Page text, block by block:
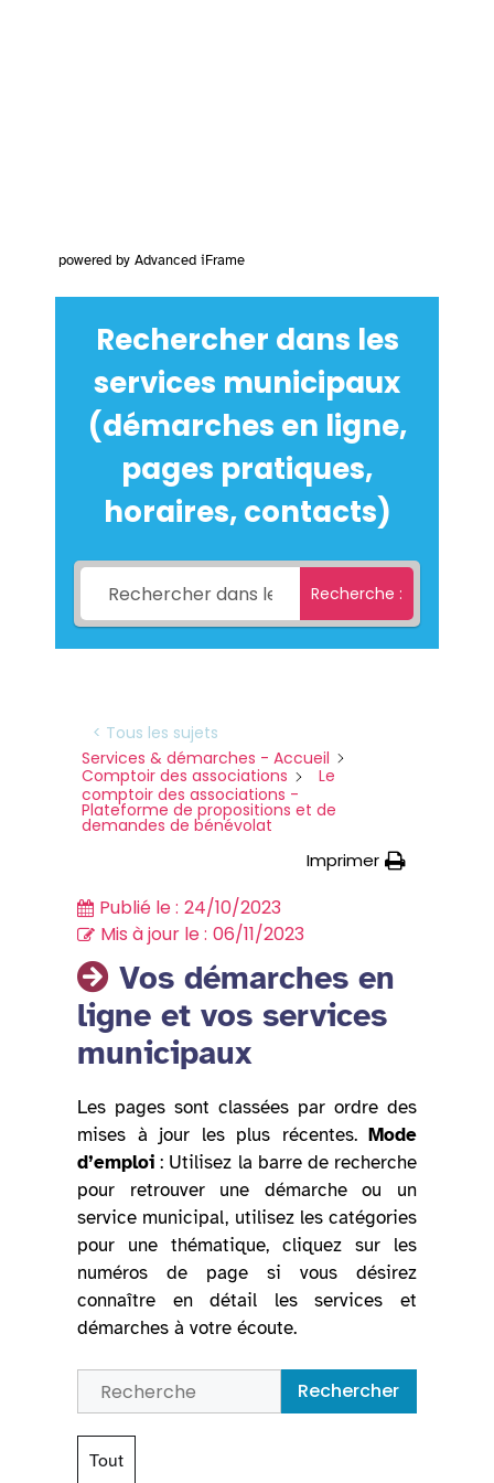
powered by Advanced iFrame
Rechercher dans les
services municipaux
(démarches en ligne,
pages pratiques,
horaires, contacts)
Recherche :
< Tous les sujets
Services & démarches - Accueil
Comptoir des associations
Le
comptoir des associations -
Plateforme de propositions et de
demandes de bénévolat
Imprimer
Publié le : 24/10/2023
Mis à jour le : 06/11/2023
Vos démarches en
ligne et vos services
municipaux
Les pages sont classées par ordre des
mises à jour les plus récentes. Mode
d’emploi : Utilisez la barre de recherche
pour retrouver une démarche ou un
service municipal, utilisez les catégories
pour une thématique, cliquez sur les
numéros de page si vous désirez
connaître en détail les services et
démarches à votre écoute.
Rechercher
Tout